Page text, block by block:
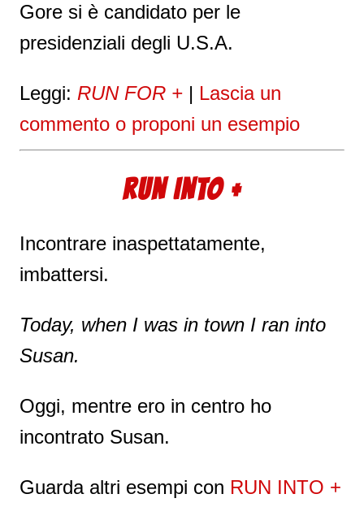
Gore si è candidato per le
presidenziali degli U.S.A.
Leggi: RUN FOR + | Lascia un
commento o proponi un esempio
RUN INTO +
Incontrare inaspettatamente,
imbattersi.
Today, when I was in town I ran into
Susan.
Oggi, mentre ero in centro ho
incontrato Susan.
Guarda altri esempi con RUN INTO +